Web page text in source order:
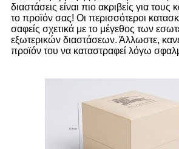
διαστάσεις είναι πιο ακριβείς για τους
το προϊόν σας! Οι περισσότεροι
σαφείς σχετικά με το μέγεθος των
εξωτερικών διαστάσεων. Άλλωστε,
προϊόν του να καταστραφεί λόγω